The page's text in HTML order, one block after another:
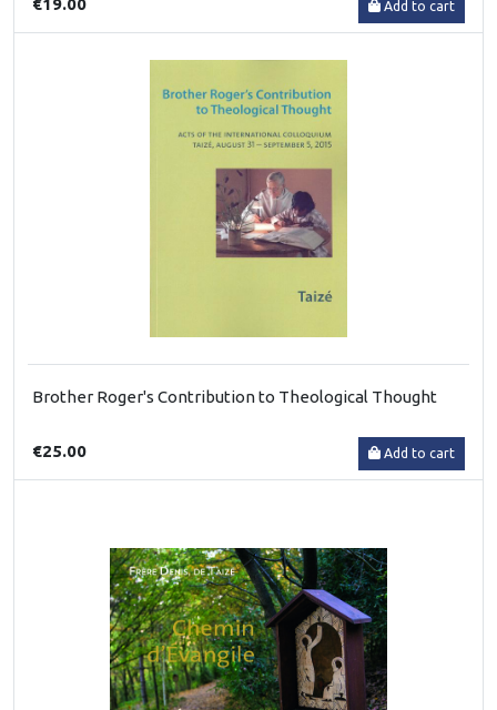
Add to cart
Brother Roger's Contribution to Theological Thought
€25.00 Add to cart